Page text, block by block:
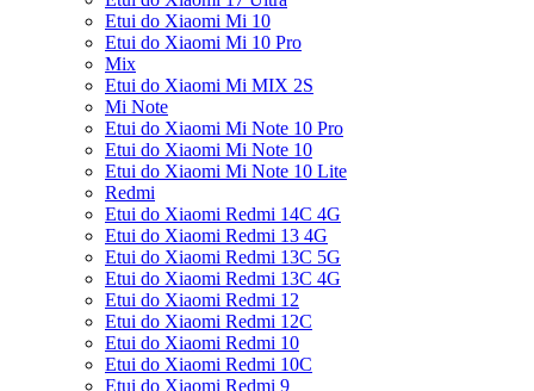
Etui do Xiaomi Mi 10
Etui do Xiaomi Mi 10 Pro
Mix
Etui do Xiaomi Mi MIX 2S
Mi Note
Etui do Xiaomi Mi Note 10 Pro
Etui do Xiaomi Mi Note 10
Etui do Xiaomi Mi Note 10 Lite
Redmi
Etui do Xiaomi Redmi 14C 4G
Etui do Xiaomi Redmi 13 4G
Etui do Xiaomi Redmi 13C 5G
Etui do Xiaomi Redmi 13C 4G
Etui do Xiaomi Redmi 12
Etui do Xiaomi Redmi 12C
Etui do Xiaomi Redmi 10
Etui do Xiaomi Redmi 10C
Etui do Xiaomi Redmi 9